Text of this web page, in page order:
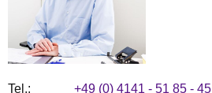
Tel.:
+49 (0) 4141 - 51 85 - 45